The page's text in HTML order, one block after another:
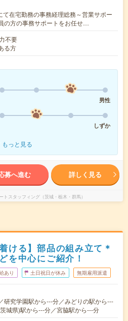
て在宅勤務の事務経理総務～営業サポー
の方の事務サポートをお任せ…
不要
る方
男性
しずか
もっと見る
募へ進む 詳しく見る
トスタッフィング（茨城・栃木・群馬）
ける】部品の組み立て＊
を中心にご紹介！
あり 土日祝日が休み 無期雇用派遣
研究学園駅から---分／みどりの駅から---
城県)駅から---分／宮脇駅から---分